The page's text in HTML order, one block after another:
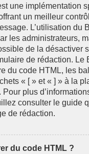
une implémentation
un meilleur
L’utilisation du
les administrateurs,
de la désactiver
de rédaction. Le
du code HTML, les
« [ » et « ] » à la
Pour plus
consulter le guide
de rédaction.
du code HTML ?